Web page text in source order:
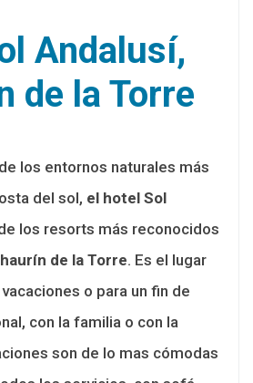
Andalusí,
de la Torre
los entornos naturales más
del sol, el hotel Sol
los resorts más reconocidos
de la Torre. Es el lugar
o para un fin de
con la familia o con la
son de lo mas cómodas